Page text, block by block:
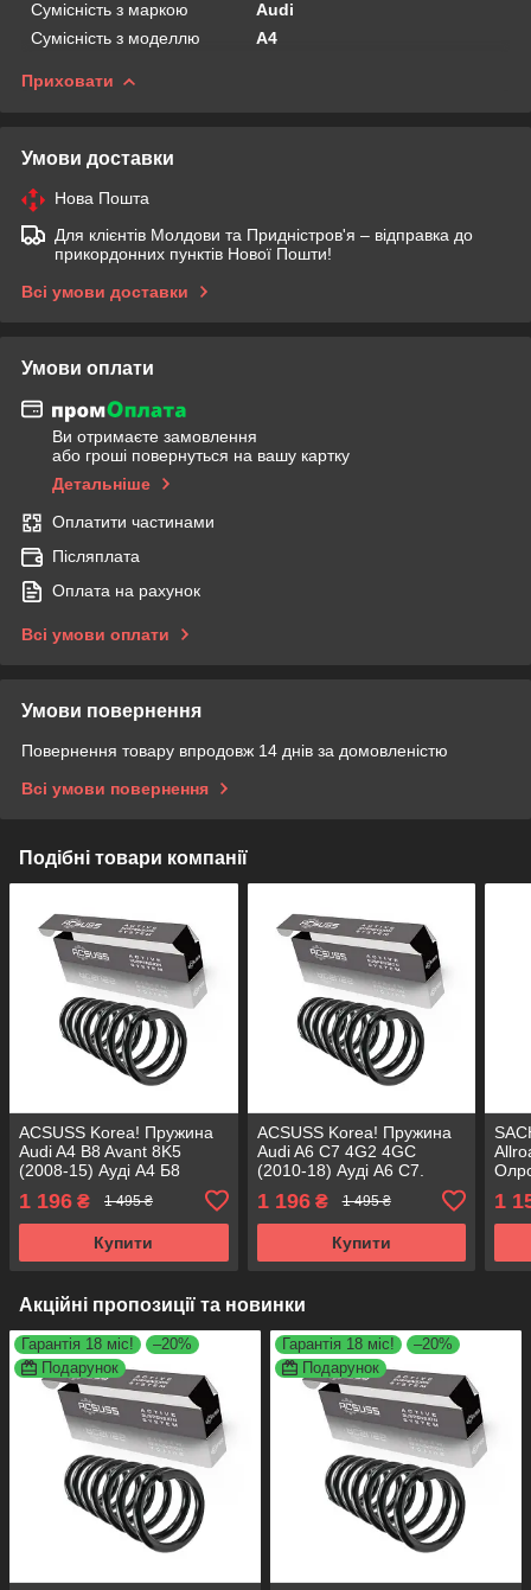
Сумісність з маркою
Audi
Сумісність з моделлю
A4
Приховати
Умови доставки
Нова Пошта
Для клієнтів Молдови та Придністров'я – відправка до
прикордонних пунктів Нової Пошти!
Всі умови доставки
Умови оплати
Ви отримаєте замовлення
або гроші повернуться на вашу картку
Детальніше
Оплатити частинами
Післяплата
Оплата на рахунок
Всі умови оплати
Умови повернення
Повернення товару впродовж 14 днів за домовленістю
Всі умови повернення
Подібні товари компанії
ACSUSS Korea! Пружина
Audi A4 B8 Avant 8K5
(2008-15) Ауді А4 Б8
Авант. Передня. 4004289 ,
RA3798 , 993124. Аксусс
Корея
1 196 ₴ 1 495 ₴
Купити
ACSUSS Korea! Пружина
Audi A6 C7 4G2 4GC
(2010-18) Ауді А6 С7.
RA3798 , 993124. Аксусс
Корея
1 196₴ 1 495 ₴
Купити
1
Акційні пропозиції та новинки
Гарантія 18 міс!
–20%
Подарунок
Гарантія 18 міс!
–20%
Подарунок